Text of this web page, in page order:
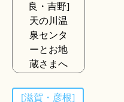
良・吉野]
天の川温
泉センタ
ーとお地
蔵さまへ
[滋賀・彦根]